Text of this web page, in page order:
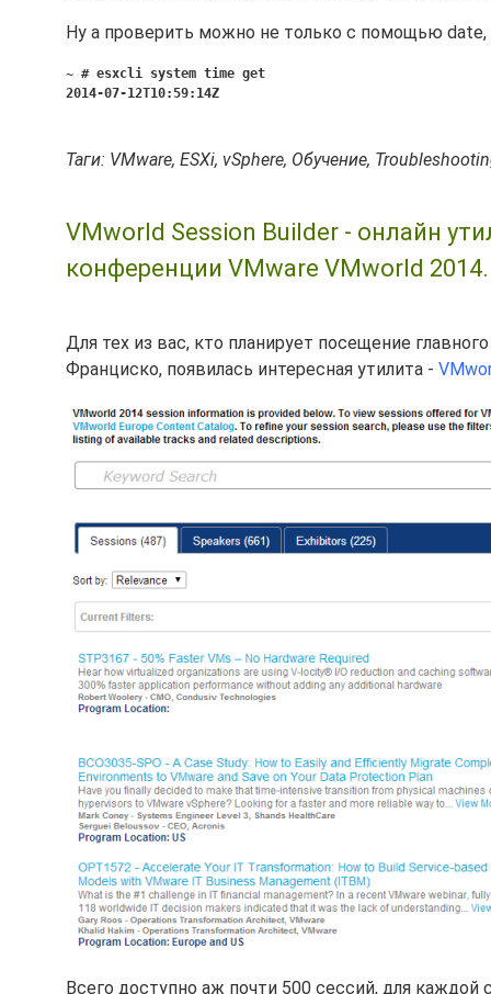
Ну а проверить можно не только с помощью date,
~ # esxcli system time get
2014-07-12T10:59:14Z
Таги: VMware, ESXi, vSphere, Обучение,
VMworld Session Builder - онлайн
конференции VMware VMworld 2014.
Для тех из вас, кто планирует посещение
Франциско, появилась интересная утилита -
Всего доступно аж почти 500 сессий, для